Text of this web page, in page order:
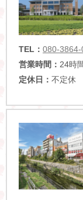
TEL： 080-3864-
営業時間： 24時
定休日： 不定休